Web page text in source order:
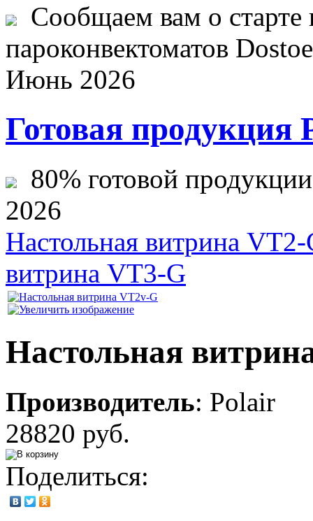
Сообщаем вам о старте
пароконвектоматов
Июнь 2026
Готовая продукция
80% готовой
2026
Настольная витрина
витрина VT3-G
Настольная
Производитель: Polair
28820 руб.
Поделиться: